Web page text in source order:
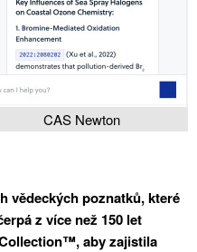
CAS Newton
vědeckých poznatků, které
z více než 150 let
aby zajistila